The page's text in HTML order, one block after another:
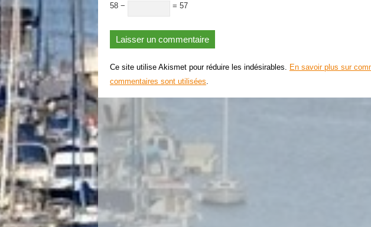
58 −
= 57
Ce site utilise Akismet pour réduire les indésirables. En savoir plus sur
commentaires sont utilisées.